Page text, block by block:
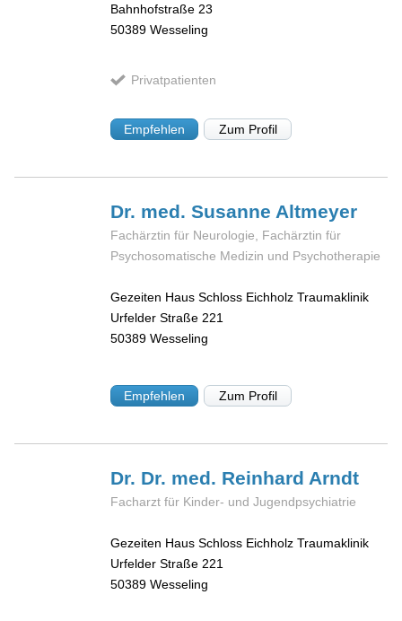
Bahnhofstraße 23
50389 Wesseling
Privatpatienten
Empfehlen Zum Profil
Dr. med. Susanne Altmeyer
Fachärztin für Neurologie, Fachärztin für
Psychosomatische Medizin und Psychotherapie
Gezeiten Haus Schloss Eichholz Traumaklinik
Urfelder Straße 221
50389 Wesseling
Empfehlen Zum Profil
Dr. Dr. med. Reinhard Arndt
Facharzt für Kinder- und Jugendpsychiatrie
Gezeiten Haus Schloss Eichholz Traumaklinik
Urfelder Straße 221
50389 Wesseling